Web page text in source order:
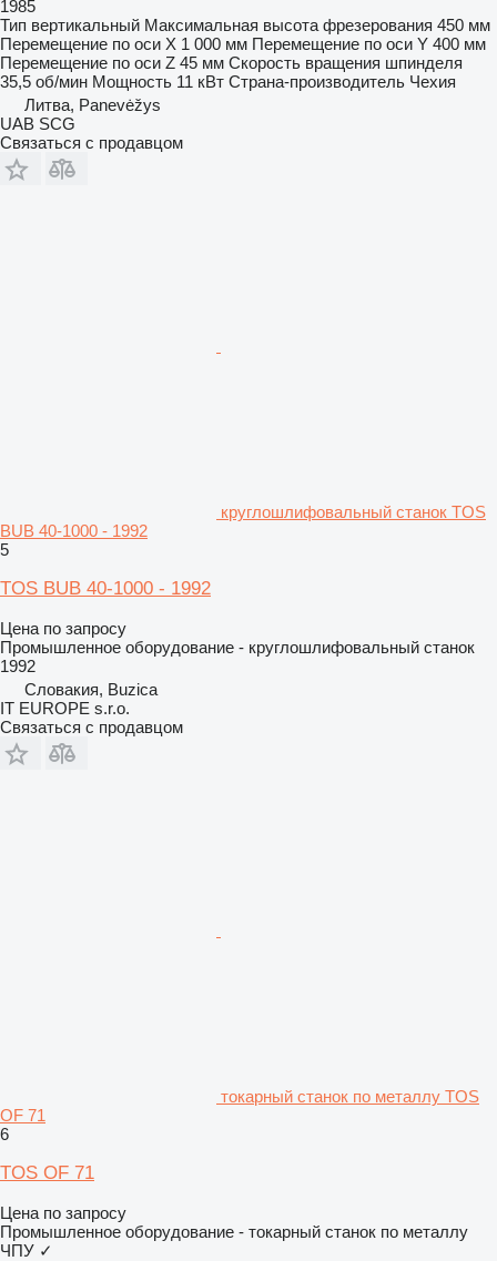
1985
Тип вертикальный Максимальная высота фрезерования 450 мм
Перемещение по оси X 1 000 мм Перемещение по оси Y 400 мм
Перемещение по оси Z 45 мм Скорость вращения шпинделя
35,5 об/мин Мощность 11 кВт Страна-производитель Чехия
Литва, Panevėžys
UAB SCG
Связаться с продавцом
круглошлифовальный станок TOS
BUB 40-1000 - 1992
5
TOS BUB 40-1000 - 1992
Цена по запросу
Промышленное оборудование - круглошлифовальный станок
1992
Словакия, Buzica
IT EUROPE s.r.o.
Связаться с продавцом
токарный станок по металлу TOS
OF 71
6
TOS OF 71
Цена по запросу
Промышленное оборудование - токарный станок по металлу
ЧПУ ✓